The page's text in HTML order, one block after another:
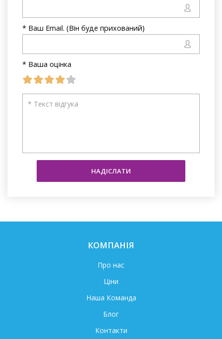
* Ваш Email. (Він буде прихований)
* Ваша оцінка
НАДІСЛАТИ
КОМПАНІЯ
Про нас
Ціни
Наша Команда
Блог
Контакти